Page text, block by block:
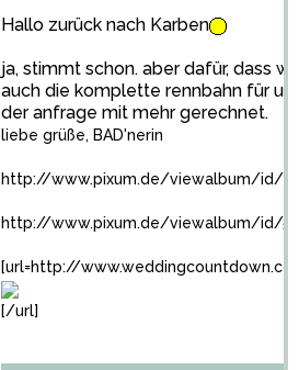
Hallo zurück nach Karben
ja, stimmt schon. aber dafür, dass
auch die komplette rennbahn für
der anfrage mit mehr gerechnet.
liebe grüße, BAD'nerin
http://www.pixum.de/viewalbum/id/
http://www.pixum.de/viewalbum/id/
[url=http://
[/url]